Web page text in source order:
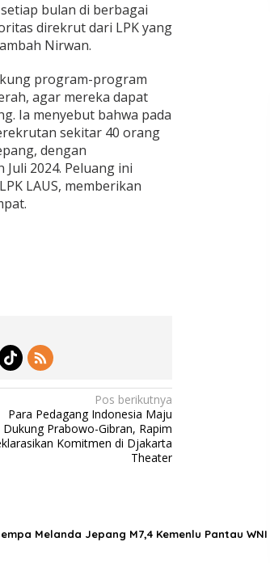
bulan di berbagai
direkrut dari LPK yang
Nirwan.
program-program
agar mereka dapat
Ia menyebut bahwa pada
sekitar 40 orang
dengan
2024. Peluang ini
LAUS, memberikan
Pos berikutnya
Para Pedagang Indonesia Maju
Dukung Prabowo-Gibran, Rapim
Komitmen di Djakarta
Theater
Melanda Jepang M7,4 Kemenlu Pantau WNI